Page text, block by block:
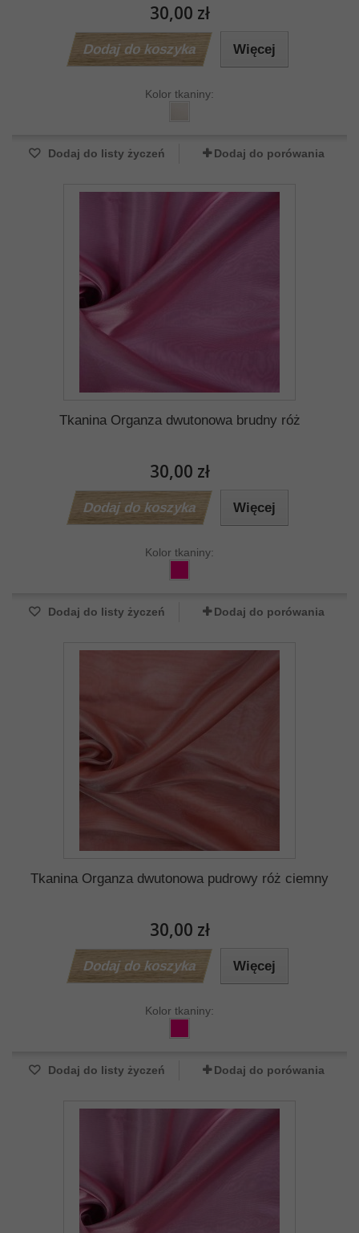
30,00 zł
Dodaj do koszyka Więcej
Kolor tkaniny:
Dodaj do listy życzeń Dodaj do porówania
Tkanina Organza dwutonowa brudny róż
30,00 zł
Dodaj do koszyka Więcej
Kolor tkaniny:
Dodaj do listy życzeń Dodaj do porówania
Tkanina Organza dwutonowa pudrowy róż ciemny
30,00 zł
Dodaj do koszyka Więcej
Kolor tkaniny:
Dodaj do listy życzeń Dodaj do porówania